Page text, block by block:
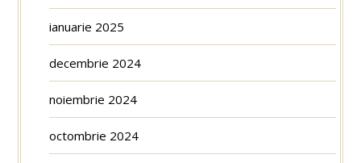
ianuarie 2025
decembrie 2024
noiembrie 2024
octombrie 2024